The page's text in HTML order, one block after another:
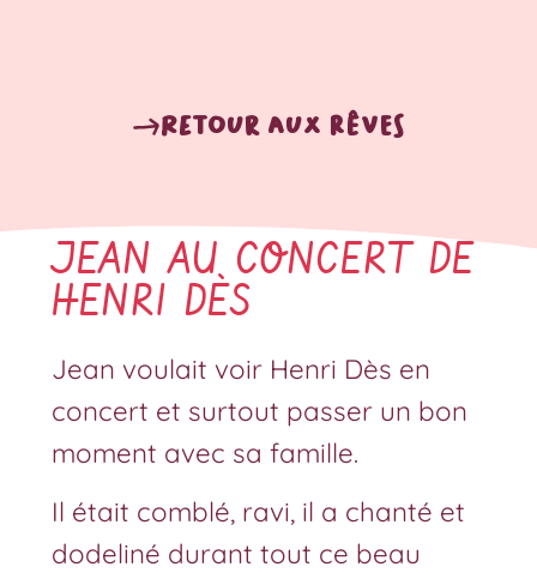
Retour aux rêves
JEAN AU CONCERT DE
HENRI DÈS
Jean voulait voir Henri Dès en
concert et surtout passer un bon
moment avec sa famille.
Il était comblé, ravi, il a chanté et
dodeliné durant tout ce beau